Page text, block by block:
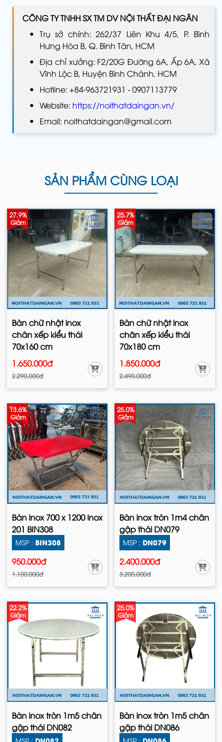
CÔNG TY TNHH SX TM DV NỘI THẤT ĐẠI NGÂN
Trụ sở chính: 262/37 Liên Khu 4/5, P. Bình
Hưng Hòa B, Q. Bình Tân, HCM
Địa chỉ xưởng: F2/20G Đường 6A, Ấp 6A, Xã
Vĩnh Lộc B, Huyện Bình Chánh, HCM
Hotline: +84-963721931 - 0907113779
Website: https://noithatdaingan.vn/
Email: noithatdaingan@gmail.com
SẢN PHẨM CÙNG LOẠI
27.9%
Giảm
Bàn chữ nhật inox
chân xếp kiểu thái
70x160 cm
1.650.000đ
2.290.000đ
25.7%
Giảm
Bàn chữ nhật inox
chân xếp kiểu thái
70x180 cm
1.850.000đ
2.490.000đ
13.6%
Giảm
Bàn inox 700 x 1200 inox
201 BIN308
MSP : BIN308
950.000đ
1.100.000đ
25.0%
Giảm
Bàn inox tròn 1m4 chân
gập thái DN079
MSP : DN079
2.400.000đ
3.200.000đ
22.2%
Giảm
Bàn inox tròn 1m5 chân
gập thái DN082
25.0%
Giảm
Bàn inox tròn 1m5 chân
gập thái DN086